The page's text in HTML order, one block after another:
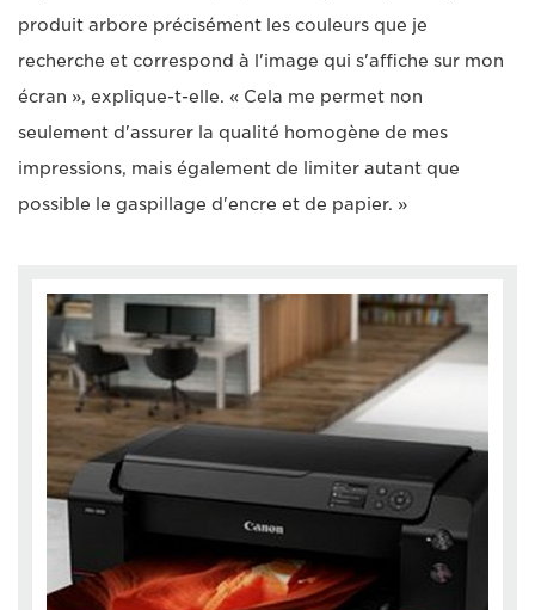
produit arbore précisément les couleurs que je
recherche et correspond à l'image qui s'affiche sur mon
écran », explique-t-elle. « Cela me permet non
seulement d'assurer la qualité homogène de mes
impressions, mais également de limiter autant que
possible le gaspillage d'encre et de papier. »